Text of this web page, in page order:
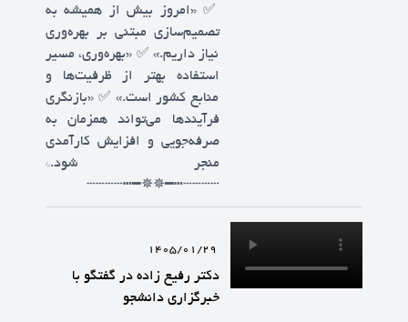
✅️ «امروز بیش از همیشه به
تصمیم‌سازی مبتنی بر بهره‌وری
نیاز داریم.» ✅️ «بهره‌وری، مسیر
استفاده بهتر از ظرفیت‌ها و
منابع کشور است.» ✅️ «بازنگری
فرآیندها می‌تواند همزمان به
صرفه‌جویی و افزایش کارآمدی
منجر شود.*
┄┄┄┄┅━✵✵━┅┄┄┄┄
1405/01/29
دکتر رفیع ‌زاده در گفتگو با
خبرگزاری دانشجو